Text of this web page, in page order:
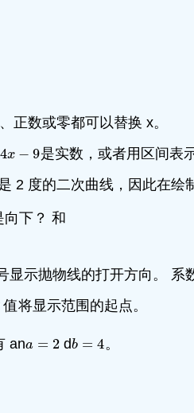
正数或零都可以替换 x。
4x − 9
9 是实数，或者用区间表
2 度的二次曲线，因此在绘
下？ 和
显示抛物线的打开方向。 系
将显示范围的起点。
ana = 2
a=2 db = 4
b =4 。